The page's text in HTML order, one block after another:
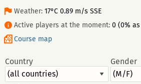
Weather: 17°C 0.89 m/s SSE
Active players at the moment: 0 (0%
Course map
Country Gender